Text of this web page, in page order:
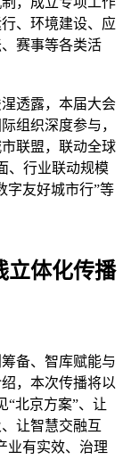
、环境建设、应
赛事等各类活
透露，本届大会
组织深度参与，
联盟，联动全球
、行业联动规模
字友好城市行”等
立体化传播
备、智库赋能与
，本次传播将以
“北京方案”、让
让智慧交融互
业有实效、治理